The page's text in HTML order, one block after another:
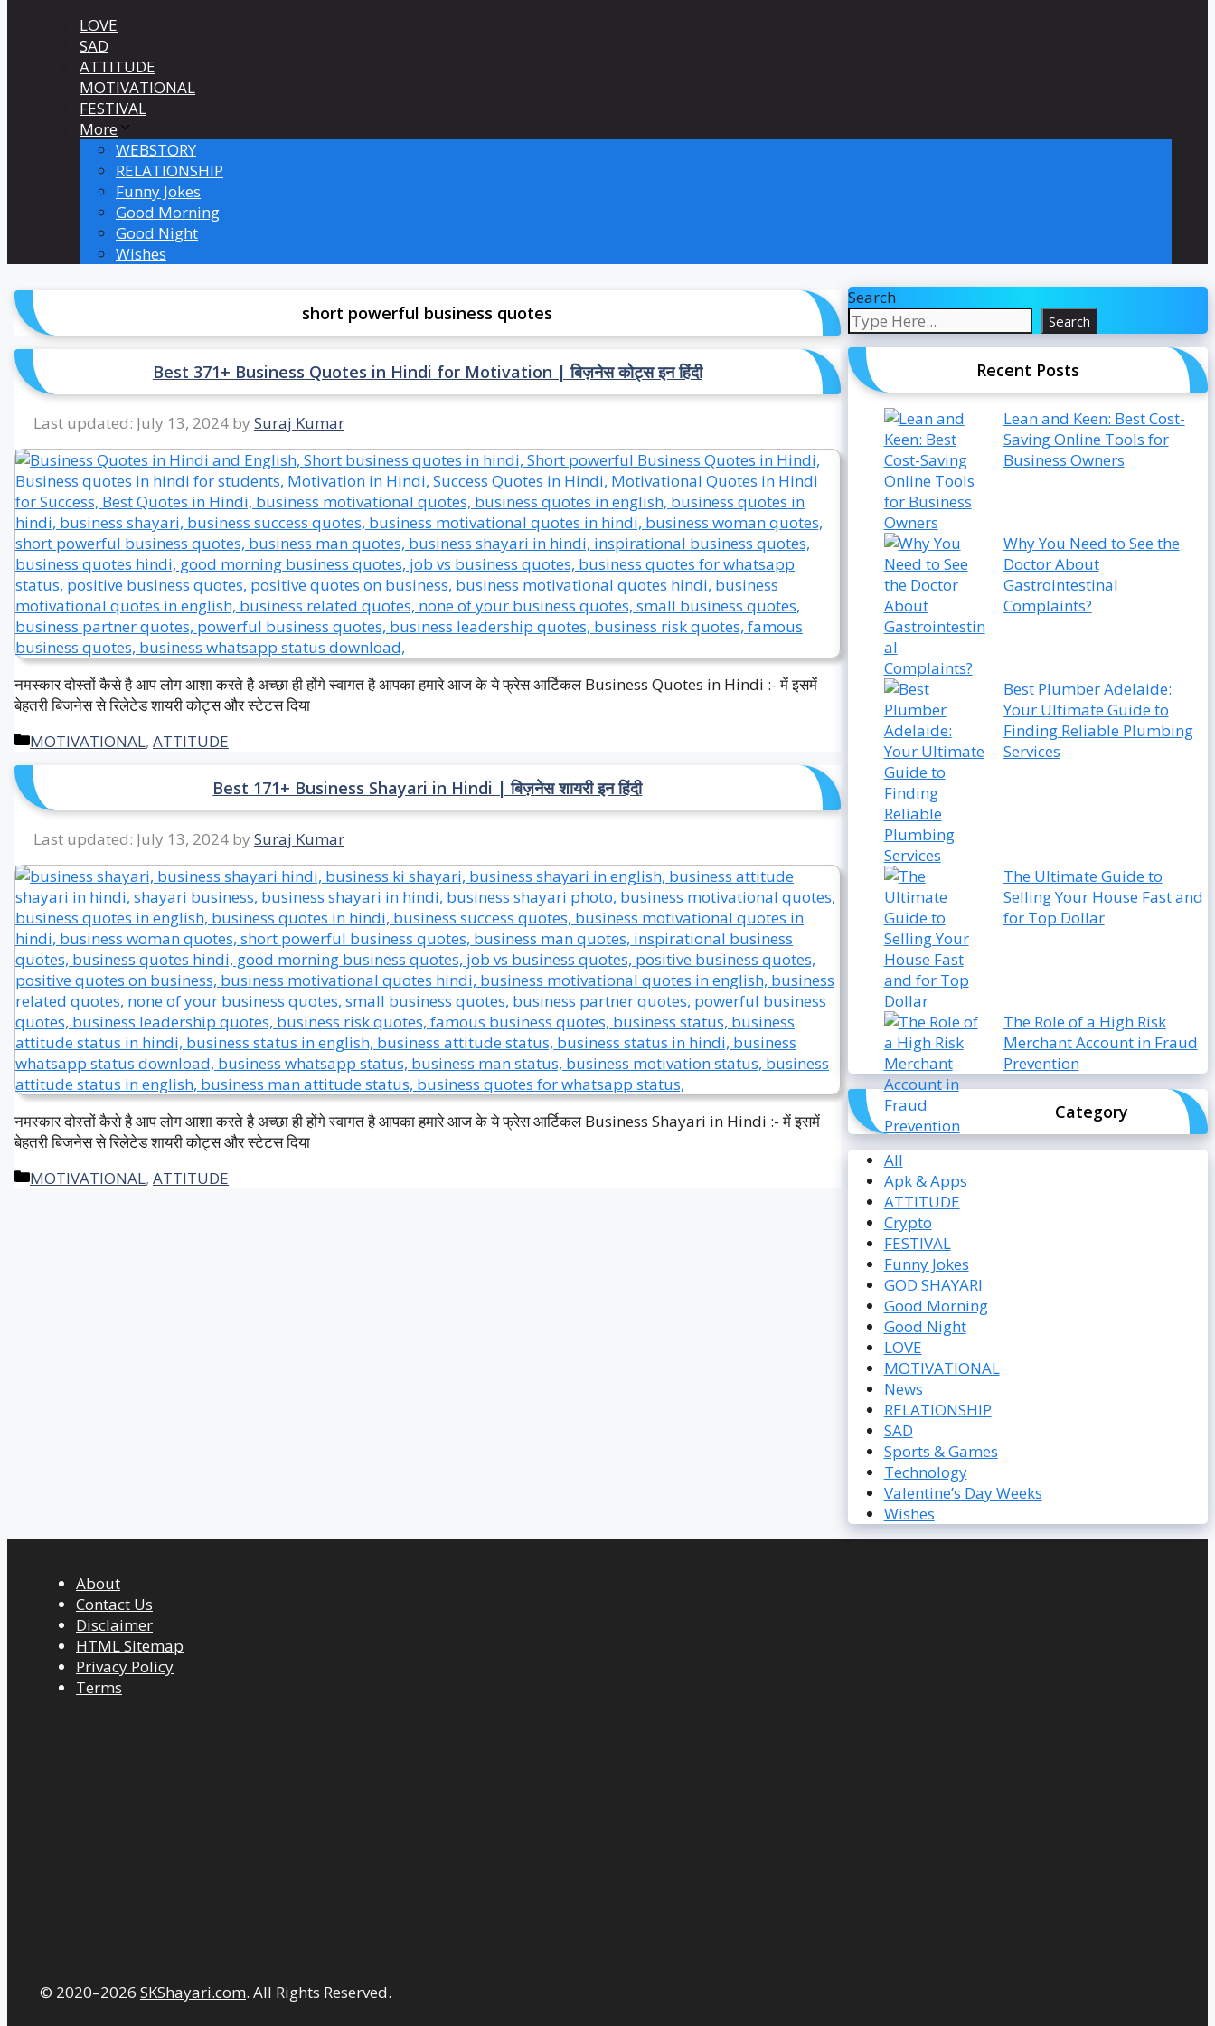
LOVE
SAD
ATTITUDE
MOTIVATIONAL
FESTIVAL
More
WEBSTORY
RELATIONSHIP
Funny Jokes
Good Morning
Good Night
Wishes
short powerful business quotes
Best 371+ Business Quotes in Hindi for Motivation | बिज़नेस कोट्स इन हिंदी
July 13, 2024 by Suraj Kumar
नमस्कार दोस्तों कैसे है आप लोग आशा करते है अच्छा ही होंगे स्वागत है आपका हमारे आज के ये फ्रेस आर्टिकल Business Quotes in Hindi :- में इसमें
बेहतरी बिजनेस से रिलेटेड शायरी कोट्स और स्टेटस दिया
Categories
MOTIVATIONAL, ATTITUDE
Best 171+ Business Shayari in Hindi | बिज़नेस शायरी इन हिंदी
July 13, 2024 by Suraj Kumar
नमस्कार दोस्तों कैसे है आप लोग आशा करते है अच्छा ही होंगे स्वागत है आपका हमारे आज के ये फ्रेस आर्टिकल Business Shayari in Hindi :- में इसमें
बेहतरी बिजनेस से रिलेटेड शायरी कोट्स और स्टेटस दिया
Categories
MOTIVATIONAL, ATTITUDE
Search
Search
Recent Posts
Lean and Keen: Best Cost-
Saving Online Tools for
Business Owners
Why You Need to See the
Doctor About
Gastrointestinal
Complaints?
Best Plumber Adelaide:
Your Ultimate Guide to
Finding Reliable Plumbing
Services
The Ultimate Guide to
Selling Your House Fast and
for Top Dollar
The Role of a High Risk
Merchant Account in Fraud
Prevention
Category
All
Apk & Apps
ATTITUDE
Crypto
FESTIVAL
Funny Jokes
GOD SHAYARI
Good Morning
Good Night
LOVE
MOTIVATIONAL
News
RELATIONSHIP
SAD
Sports & Games
Technology
Valentine’s Day Weeks
Wishes
About
Contact Us
Disclaimer
HTML Sitemap
Privacy Policy
Terms
© 2020–2026 SKShayari.com. All Rights Reserved.